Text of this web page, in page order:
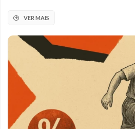
VER MAIS